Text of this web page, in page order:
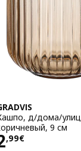
д/дома/
9 см
,99€ 2,99€